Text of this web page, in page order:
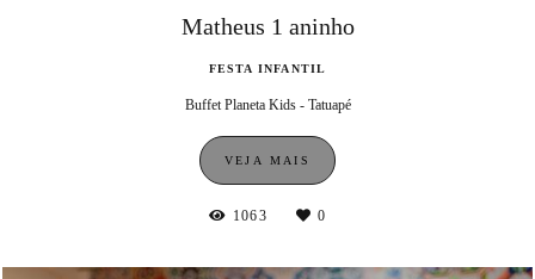
Matheus 1 aninho
FESTA INFANTIL
Buffet Planeta Kids - Tatuapé
VEJA MAIS
1063 0